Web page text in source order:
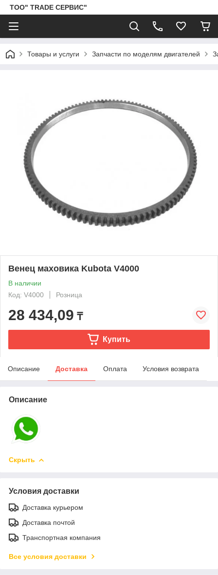
ТОО" TRADE СЕРВИС"
Товары и услуги Запчасти по моделям двигателей
Венец маховика Kubota V4000
В наличии
Код: V4000
Розница
28 434,09 ₸
Купить
Описание Доставка Оплата Условия возврата
Описание
Скрыть
Условия доставки
Доставка курьером
Доставка почтой
Транспортная компания
Все условия доставки